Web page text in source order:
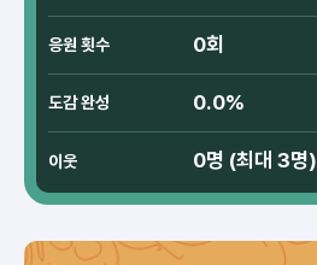
응원 횟수 0회
도감 완성 0.0%
이웃 0명 (최대 3명)